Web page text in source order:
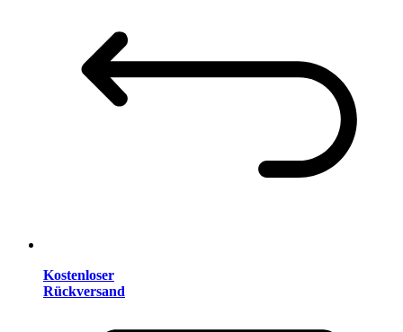
Kostenloser
Rückversand